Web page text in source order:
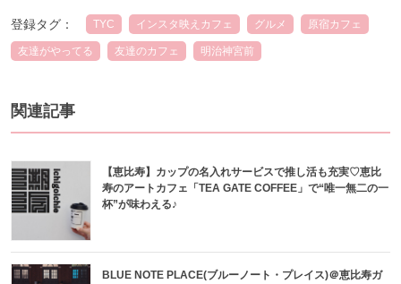
登録タグ： TYC インスタ映えカフェ グルメ 原宿カフェ
友達がやってる 友達のカフェ 明治神宮前
関連記事
【恵比寿】カップの名入れサービスで推し活も充実♡恵比
寿のアートカフェ「TEA GATE COFFEE」で“唯一無二の一
杯”が味わえる♪
BLUE NOTE PLACE(ブルーノート・プレイス)＠恵比寿ガ